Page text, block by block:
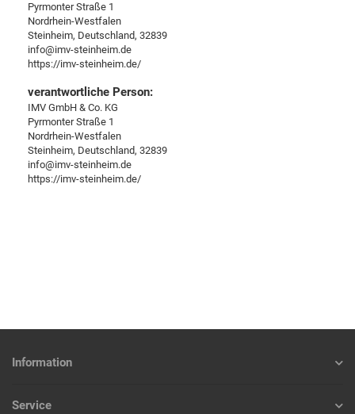
Pyrmonter Straße 1
Nordrhein-Westfalen
Steinheim, Deutschland, 32839
info@imv-steinheim.de
https://imv-steinheim.de/
verantwortliche Person:
IMV GmbH & Co. KG
Pyrmonter Straße 1
Nordrhein-Westfalen
Steinheim, Deutschland, 32839
info@imv-steinheim.de
https://imv-steinheim.de/
Information
Service